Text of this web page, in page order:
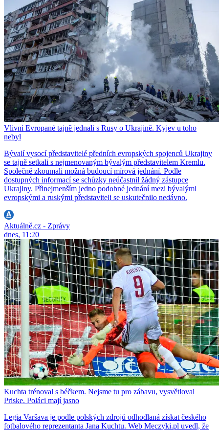
Vlivní Evropané tajně jednali s Rusy o Ukrajině. Kyjev u toho
nebyl
Bývalí vysocí představitelé předních evropských spojenců Ukrajiny
se tajně setkali s nejmenovaným bývalým představitelem Kremlu.
Společně zkoumali možná budoucí mírová jednání. Podle
dostupných informací se schůzky neúčastnil žádný zástupce
Ukrajiny. Přinejmenším jedno podobné jednání mezi bývalými
evropskými a ruskými představiteli se uskutečnilo nedávno.
Aktuálně.cz - Zprávy
dnes, 11:20
Kuchta trénoval s béčkem. Nejsme tu pro zábavu, vysvětloval
Priske. Poláci mají jasno
Legia Varšava je podle polských zdrojů odhodlaná získat českého
fotbalového reprezentanta Jana Kuchtu. Web Meczyki.pl uvedl, že